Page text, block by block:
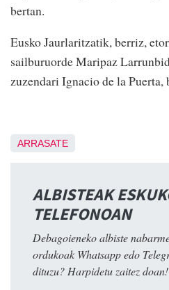
bertan.
Eusko Jaurlaritzatik, berriz,
sailburuorde Maripaz
zuzendari Ignacio de la Puerta,
ARRASATE
ALBISTEAK
TELEFONOAN
Debagoieneko albiste
ordukoak Whatsapp edo
dituzu? Harpidetu zaitez doan!